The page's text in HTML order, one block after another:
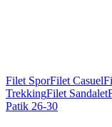
Filet SporFilet Casuel
TrekkingFilet Sandalet
Patik 26-30